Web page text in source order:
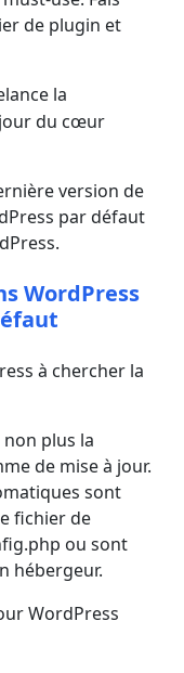
de plugin et
la
jour du cœur
version de
par défaut
WordPress
à chercher la
non plus la
de mise à jour.
sont
fichier de
ou sont
hébergeur.
WordPress